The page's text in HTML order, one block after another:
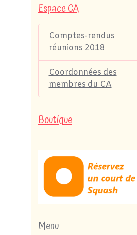
Espace CA
Comptes-rendus
réunions 2018
Coordonnées des
membres du CA
Boutique
Menu